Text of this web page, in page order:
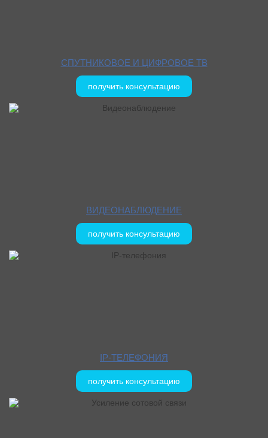
СПУТНИКОВОЕ И ЦИФРОВОЕ ТВ
получить консультацию
ВИДЕОНАБЛЮДЕНИЕ
получить консультацию
IP-ТЕЛЕФОНИЯ
получить консультацию